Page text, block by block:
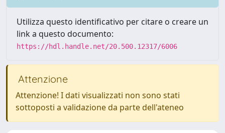
Utilizza questo identificativo per citare o creare un
link a questo documento:
https://hdl.handle.net/20.500.12317/6006
Attenzione
Attenzione! I dati visualizzati non sono stati
sottoposti a validazione da parte dell'ateneo